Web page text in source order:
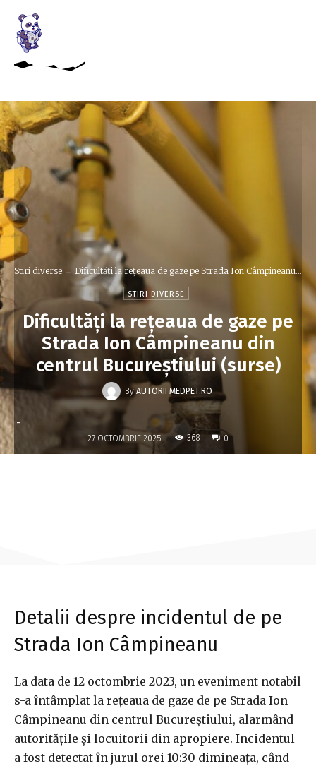
Stiri diverse Dificultăți la rețeaua de gaze pe Strada Ion Câmpineanu...
STIRI DIVERSE
Dificultăți la rețeaua de gaze pe
Strada Ion Câmpineanu din
centrul Bucureștiului (surse)
By AUTORII MEDPET.RO
-
27 OCTOMBRIE 2025 368 0
Detalii despre incidentul de pe
Strada Ion Câmpineanu
La data de 12 octombrie 2023, un eveniment notabil
s-a întâmplat la rețeaua de gaze de pe Strada Ion
Câmpineanu din centrul Bucureștiului, alarmând
autoritățile și locuitorii din apropiere. Incidentul
a fost detectat în jurul orei 10:30 dimineața, când